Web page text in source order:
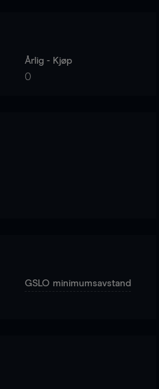
Årlig - Kjøp
0
GSLO minimumsavstand